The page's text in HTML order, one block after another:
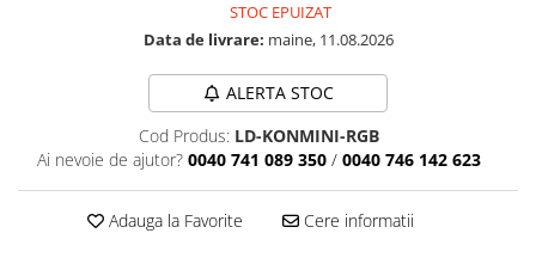
STOC EPUIZAT
Data de livrare: maine, 11.08.2026
ALERTA STOC
Cod Produs: LD-KONMINI-RGB
Ai nevoie de ajutor? 0040 741 089 350 / 0040 746 142 623
Adauga la Favorite Cere informatii